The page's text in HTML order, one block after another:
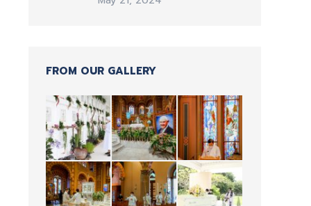
FROM OUR GALLERY